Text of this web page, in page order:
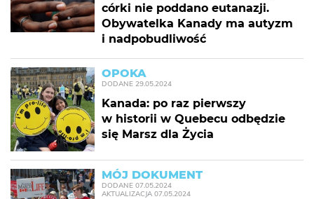
córki nie poddano eutanazji.
Obywatelka Kanady ma autyzm
i nadpobudliwość
OPOKA
DODANE 29.05.2024
Kanada: po raz pierwszy
w historii w Quebecu odbędzie
się Marsz dla Życia
MÓJ DOKUMENT
DODANE 07.05.2024
AKTUALIZACJA 07.05.2024